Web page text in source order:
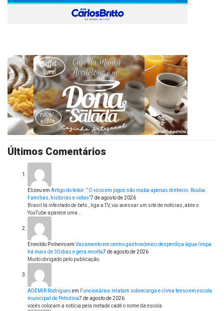
Últimos Comentários
Elizeu em Artigo do leitor: ” O vício em jogos não rouba apenas dinheiro. Rouba
Famílias, histórias e vidas”7 de agosto de 2026
Brasil tá infestado de bets , liga a TV, vai acessar um site de notícias, abre o
YouTube aparece uma…
Eronildo Pinheiroem Vazamento em centro gastronômico desperdiça água limpa
há mais de 30 dias e gera revolta7 de agosto de 2026
Muito obrigado pelo publicação.
ADEMIR Rodrigues em Funcionários relatam sobrecarga e clima tenso em escola
municipal de Petrolina7 de agosto de 2026
vocês colocam a notícia pela metade cadê o nome da escola